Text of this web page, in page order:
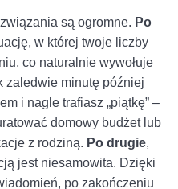
są ogromne. Po
w której twoje liczby
co naturalnie wywołuje
zaledwie minutę później
i nagle trafiasz „piątkę” –
domowy budżet lub
z rodziną. Po drugie,
jest niesamowita. Dzięki
po zakończeniu